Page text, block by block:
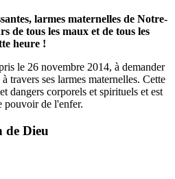
larmes maternelles de Notre-
de tous les maux et de tous les
heure !
le 26 novembre 2014, à demander
travers ses larmes maternelles. Cette
dangers corporels et spirituels et est
pouvoir de l'enfer.
de Dieu